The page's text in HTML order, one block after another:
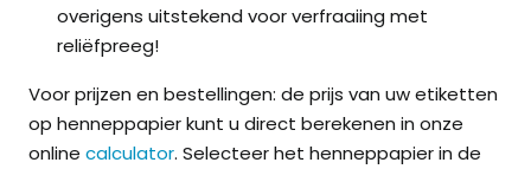
overigens uitstekend voor verfraaiing met
reliëfpreeg!
Voor prijzen en bestellingen: de prijs van uw etiketten
op henneppapier kunt u direct berekenen in onze
online calculator. Selecteer het henneppapier in de